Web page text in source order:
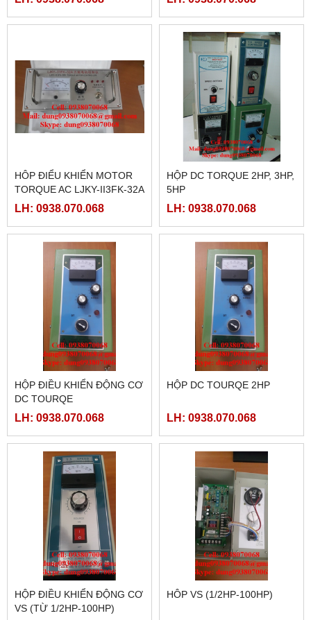
HÔP ĐIỂU KHIỂN MOTOR
TORQUE AC LJKY-II3FK-32A
LH: 0938.070.068
HỘP DC TORQUE 2HP, 3HP,
5HP
LH: 0938.070.068
HỘP ĐIỀU KHIỂN ĐỘNG CƠ
DC TOURQE
LH: 0938.070.068
HỘP DC TOURQE 2HP
LH: 0938.070.068
HỘP ĐIỀU KHIỂN ĐỘNG CƠ
VS (TỪ 1/2HP-100HP)
HÔP VS (1/2HP-100HP)